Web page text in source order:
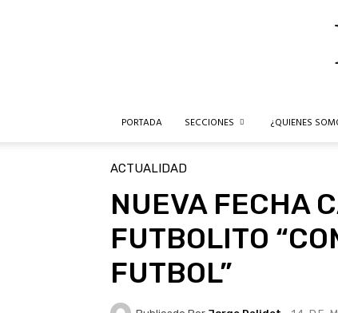
PORTADA SECCIONES ¿QUIENES
ACTUALIDAD
NUEVA FECHA
FUTBOLITO
FUTBOL”